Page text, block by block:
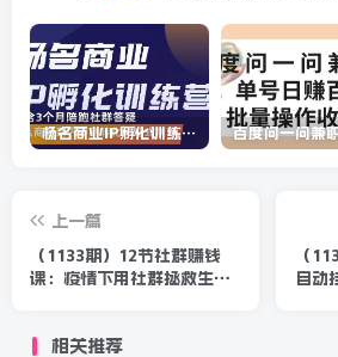
杨名商业IP孵化训练营，从商业到内容到转化一站式学 价值5980元
上一篇
（1133期）12节社群赚钱
课：疫情下用社群拯救生
（
自动
相关推荐